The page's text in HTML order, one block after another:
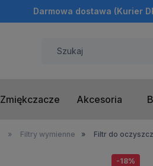
Darmowa dostawa (Kurier
Zmiękczacze Akcesoria
» Filtry wymienne » Filtr do
-18%